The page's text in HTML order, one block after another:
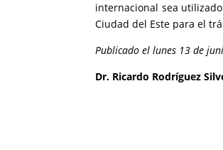
internacional sea
Ciudad del Este para el
Publicado el lunes 13 de
Dr. Ricardo Rodríguez